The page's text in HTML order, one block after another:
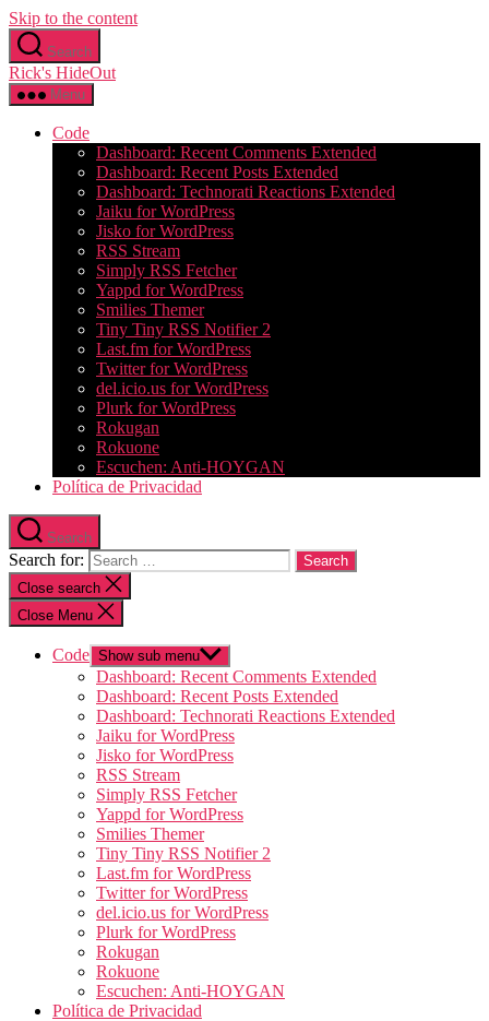
Skip to the content
Search
Rick's HideOut
Menu
Code
Dashboard: Recent Comments Extended
Dashboard: Recent Posts Extended
Dashboard: Technorati Reactions Extended
Jaiku for WordPress
Jisko for WordPress
RSS Stream
Simply RSS Fetcher
Yappd for WordPress
Smilies Themer
Tiny Tiny RSS Notifier 2
Last.fm for WordPress
Twitter for WordPress
del.icio.us for WordPress
Plurk for WordPress
Rokugan
Rokuone
Escuchen: Anti-HOYGAN
Política de Privacidad
Search
Search for:
Close search
Close Menu
Code Show sub menu
Dashboard: Recent Comments Extended
Dashboard: Recent Posts Extended
Dashboard: Technorati Reactions Extended
Jaiku for WordPress
Jisko for WordPress
RSS Stream
Simply RSS Fetcher
Yappd for WordPress
Smilies Themer
Tiny Tiny RSS Notifier 2
Last.fm for WordPress
Twitter for WordPress
del.icio.us for WordPress
Plurk for WordPress
Rokugan
Rokuone
Escuchen: Anti-HOYGAN
Política de Privacidad